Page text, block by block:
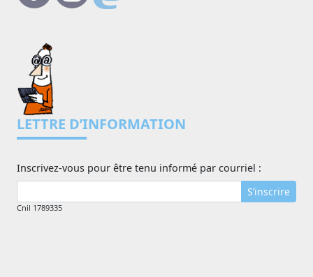
LETTRE D’INFORMATION
Inscrivez-vous pour être tenu informé par courriel :
S’inscrire
Cnil 1789335